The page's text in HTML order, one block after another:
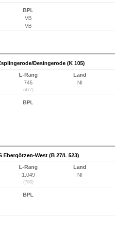
BPL
VB
VB
Desingerode (K 105)
L-Rang
745
(477)
Land
NI
BPL
Ebergötzen-West (B 27/L 523)
L-Rang
1.049
(780)
Land
NI
BPL